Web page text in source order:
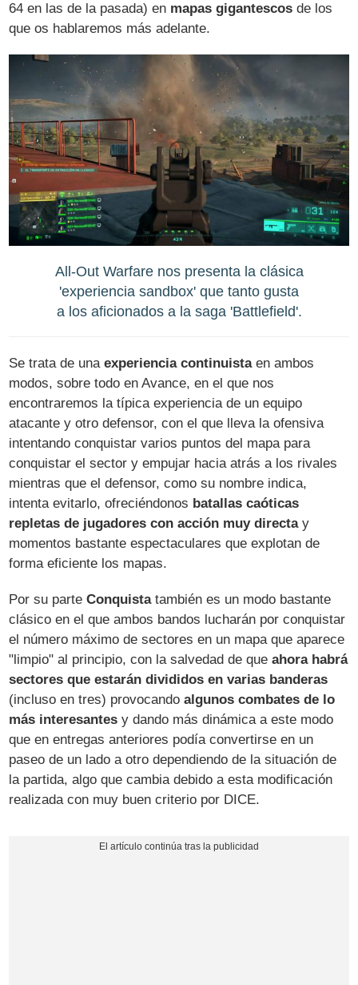
64 en las de la pasada) en mapas gigantescos de los
que os hablaremos más adelante.
All-Out Warfare nos presenta la clásica
'experiencia sandbox' que tanto gusta
a los aficionados a la saga 'Battlefield'.
Se trata de unaexperiencia continuistaen ambos
modos, sobre todo en Avance, en el que nos
encontraremos la típica experiencia de un equipo
atacante y otro defensor, con el que lleva la ofensiva
intentando conquistar varios puntos del mapa para
conquistar el sector y empujar hacia atrás a los rivales
mientras que el defensor, como su nombre indica,
intenta evitarlo, ofreciéndonos batallas caóticas
repletas de jugadores con acción muy directay
momentos bastante espectaculares que explotan de
forma eficiente los mapas.
Por su parteConquistatambién es un modo bastante
clásico en el que ambos bandos lucharán por conquistar
el número máximo de sectores en un mapa que aparece
"limpio" al principio, con la salvedad de queahora habrá
sectores que estarán divididos en varias banderas
(incluso en tres) provocandoalgunos combates de lo
más interesantes y dando más dinámica a este modo
que en entregas anteriores podía convertirse en un
paseo de un lado a otro dependiendo de la situación de
la partida, algo que cambia debido a esta modificación
realizada con muy buen criterio por DICE.